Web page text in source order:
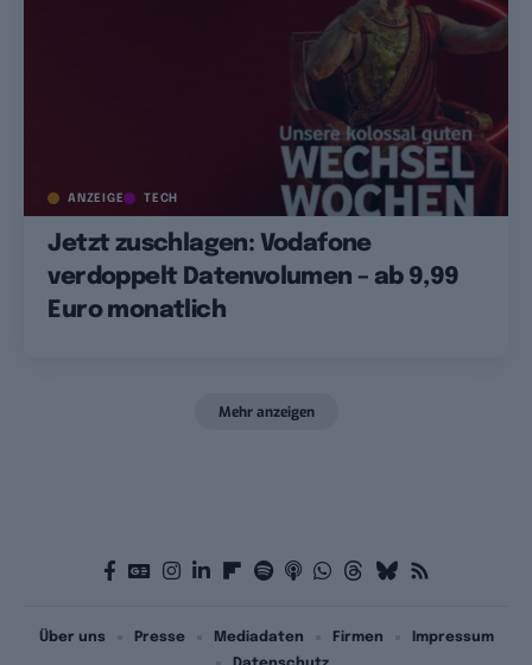
ANZEIGE TECH
Jetzt zuschlagen: Vodafone
verdoppelt Datenvolumen – ab 9,99
Euro monatlich
Mehr anzeigen
Über uns Presse Mediadaten Firmen
Impressum